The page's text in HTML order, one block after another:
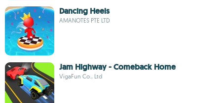
Dancing Heels
AMANOTES PTE LTD
Jam Highway - Comeback Home
VigaFun Co., Ltd